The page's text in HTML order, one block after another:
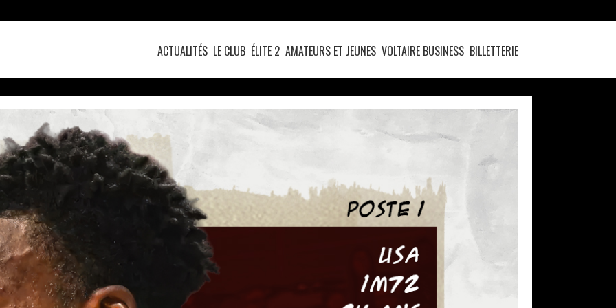
ACTUALITÉS LE CLUB ÉLITE 2 AMATEURS ET JEUNES VOLTAIRE BUSINESS BILLETTERIE